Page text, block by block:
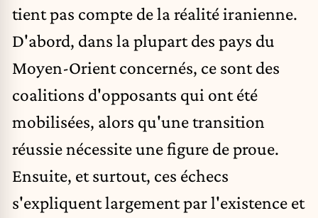
tient pas compte de la réalité iranienne.
D'abord, dans la plupart des pays du
Moyen-Orient concernés, ce sont des
coalitions d'opposants qui ont été
mobilisées, alors qu'une transition
réussie nécessite une figure de proue.
Ensuite, et surtout, ces échecs
s'expliquent largement par l'existence et